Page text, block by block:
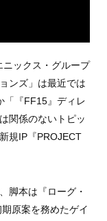
ックス・グループ
ンズ」は最近では
「『FF15』ディレ
関係のないトピッ
規IP『PROJECT
脚本は『ローグ・
原案を務めたゲイ